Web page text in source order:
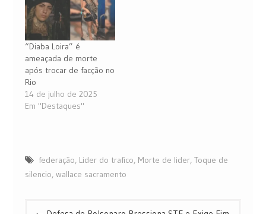
“Diaba Loira” é
ameaçada de morte
após trocar de facção no
Rio
14 de julho de 2025
Em "Destaques"
federação, Lider do trafico, Morte de lider, Toque de
silencio, wallace sacramento
Navegação